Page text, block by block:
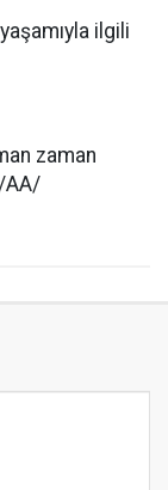
ilgili
zaman
AA/